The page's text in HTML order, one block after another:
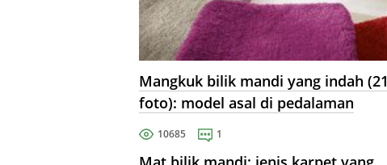
Mangkuk bilik mandi yang indah (21
foto): model asal di pedalaman
10685 1